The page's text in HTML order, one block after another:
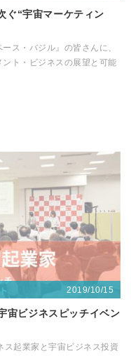
ぐ“宇宙マーケティン
ス・バジル』の皆さんに、
ト・ビジネスの展望と可能
2019/10/15
宙ビジネスピッチイベン
起業家と宇宙ビジネス投資